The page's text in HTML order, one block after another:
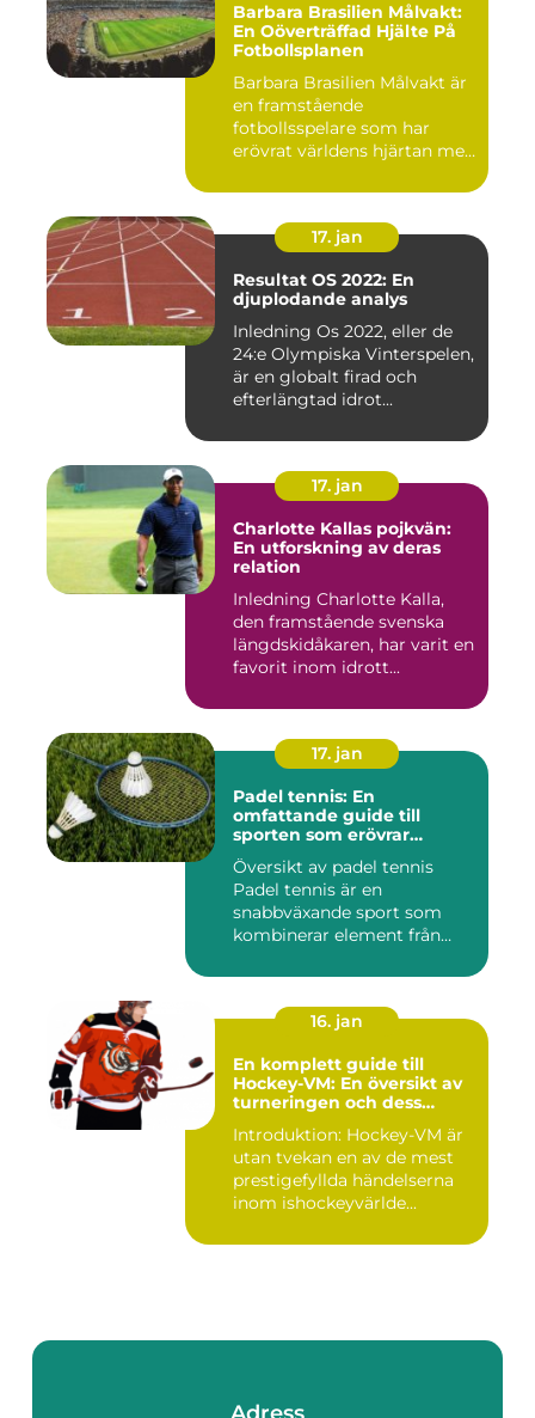
Barbara Brasilien Målvakt:
En Oöverträffad Hjälte På
Fotbollsplanen
Barbara Brasilien Målvakt är
en framstående
fotbollsspelare som har
erövrat världens hjärtan med
17. jan
Resultat OS 2022: En
djuplodande analys
Inledning Os 2022, eller de
24:e Olympiska Vinterspelen,
är en globalt firad och
efterlängtad idrot...
17. jan
Charlotte Kallas pojkvän:
En utforskning av deras
relation
Inledning Charlotte Kalla,
den framstående svenska
längdskidåkaren, har varit en
favorit inom idrott...
17. jan
Padel tennis: En
omfattande guide till
sporten som erövrar
världen
Översikt av padel tennis
Padel tennis är en
snabbväxande sport som
kombinerar element från
16. jan
En komplett guide till
Hockey-VM: En översikt av
turneringen och dess
Introduktion: Hockey-VM är
utan tvekan en av de mest
prestigefyllda händelserna
inom ishockeyvärlde...